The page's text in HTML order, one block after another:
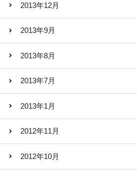
2013年12月
2013年9月
2013年8月
2013年7月
2013年1月
2012年11月
2012年10月